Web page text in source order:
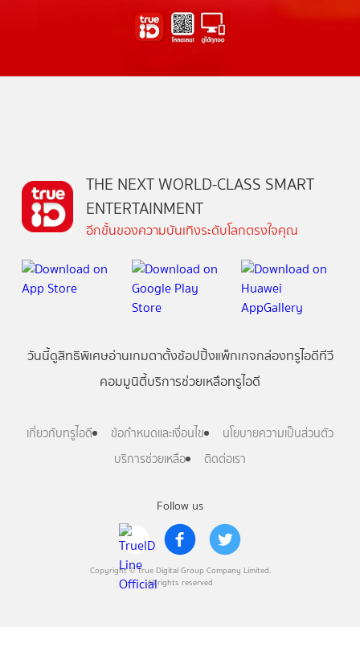
Follow us
Copyright © True Digital Group Company Limited.
All rights reserved
THE NEXT WORLD-CLASS SMART
ENTERTAINMENT
อีกขั้นของความบันเทิงระดับโลกตรงใจคุณ
วันนี้ดูสิทธิพิเศษอ่านเกมตาตั้งช้อปปิ้งแพ็กเกจกล่องทรูไอดีทีวี
คอมมูนิตี้บริการช่วยเหลือทรูไอดี
เกี่ยวกับทรูไอดี ข้อกำหนดและเงื่อนไข
นโยบายความเป็นส่วนตัว
บริการช่วยเหลือ
ติดต่อเรา